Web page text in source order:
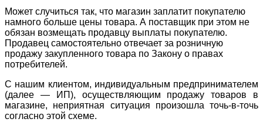
Может случиться так, что магазин заплатит покупателю
намного больше цены товара. А поставщик при этом не
обязан возмещать продавцу выплаты покупателю.
Продавец самостоятельно отвечает за розничную
продажу закупленного товара по Закону о правах
потребителей.
С нашим клиентом, индивидуальным предпринимателем
(далее — ИП), осуществляющим продажу товаров в
магазине, неприятная ситуация произошла точь-в-точь
согласно этой схеме.